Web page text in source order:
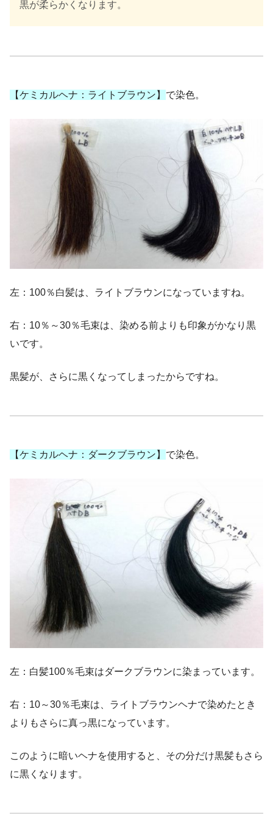
黒が柔らかくなります。
【ケミカルヘナ：ライトブラウン】 で染色。
左：100％白髪は、ライトブラウンになっていますね。
右：10％～30％毛束は、染める前よりも印象がかなり黒
いです。
黒髪が、さらに黒くなってしまったからですね。
【ケミカルヘナ：ダークブラウン】 で染色。
左：白髪100％毛束はダークブラウンに染まっています。
右：10～30％毛束は、ライトブラウンヘナで染めたとき
よりもさらに真っ黒になっています。
このように暗いヘナを使用すると、その分だけ黒髪もさら
に黒くなります。